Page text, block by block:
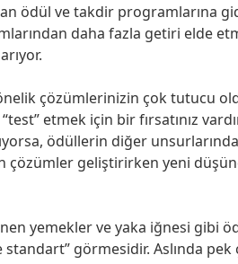
ödül ve takdir programlarına
daha fazla getiri elde
çözümlerinizin çok tutucu
etmek için bir fırsatınız
ödüllerin diğer
çözümler geliştirirken yeni
yemekler ve yaka iğnesi gibi
standart” görmesidir. Aslında